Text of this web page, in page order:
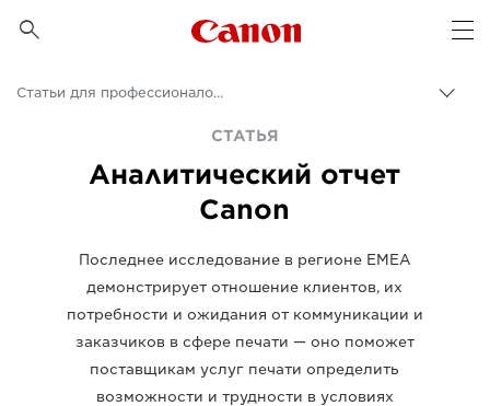

Canon Logo, back to
Бизнес
Бизнес-аналитика - B2B и новости индустрии
Статьи для профессионалов и бизнес-статьи
СТАТЬЯ
Аналитический отчет
Canon
Последнее исследование в регионе EMEA
демонстрирует отношение клиентов, их
потребности и ожидания от коммуникации и
заказчиков в сфере печати — оно поможет
поставщикам услуг печати определить
возможности и трудности в условиях